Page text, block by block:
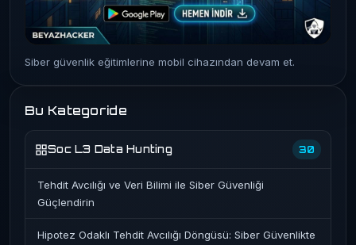
Siber güvenlik eğitimlerine mobil cihazından devam et.
Bu Kategoride
Soc L3 Data Hunting 30
Tehdit Avcılığı ve Veri Bilimi ile Siber Güvenliği
Güçlendirin
Hipotez Odaklı Tehdit Avcılığı Döngüsü: Siber Güvenlikte